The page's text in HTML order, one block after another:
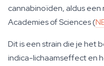
cannabinoïden, aldus
Academies of Sciences (
Dit is een strain die je het
indica-lichaamseffect en